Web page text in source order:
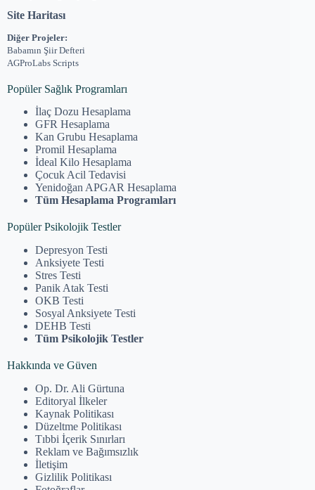
Site Haritası
Diğer Projeler:
Babamın Şiir Defteri
AGProLabs Scripts
Popüler Sağlık Programları
İlaç Dozu Hesaplama
GFR Hesaplama
Kan Grubu Hesaplama
Promil Hesaplama
İdeal Kilo Hesaplama
Çocuk Acil Tedavisi
Yenidoğan APGAR Hesaplama
Tüm Hesaplama Programları
Popüler Psikolojik Testler
Depresyon Testi
Anksiyete Testi
Stres Testi
Panik Atak Testi
OKB Testi
Sosyal Anksiyete Testi
DEHB Testi
Tüm Psikolojik Testler
Hakkında ve Güven
Op. Dr. Ali Gürtuna
Editoryal İlkeler
Kaynak Politikası
Düzeltme Politikası
Tıbbi İçerik Sınırları
Reklam ve Bağımsızlık
İletişim
Gizlilik Politikası